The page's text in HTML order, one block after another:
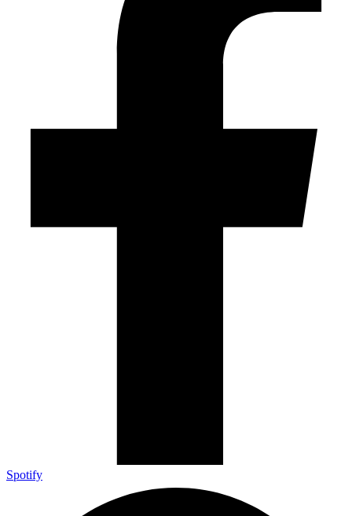
Spotify